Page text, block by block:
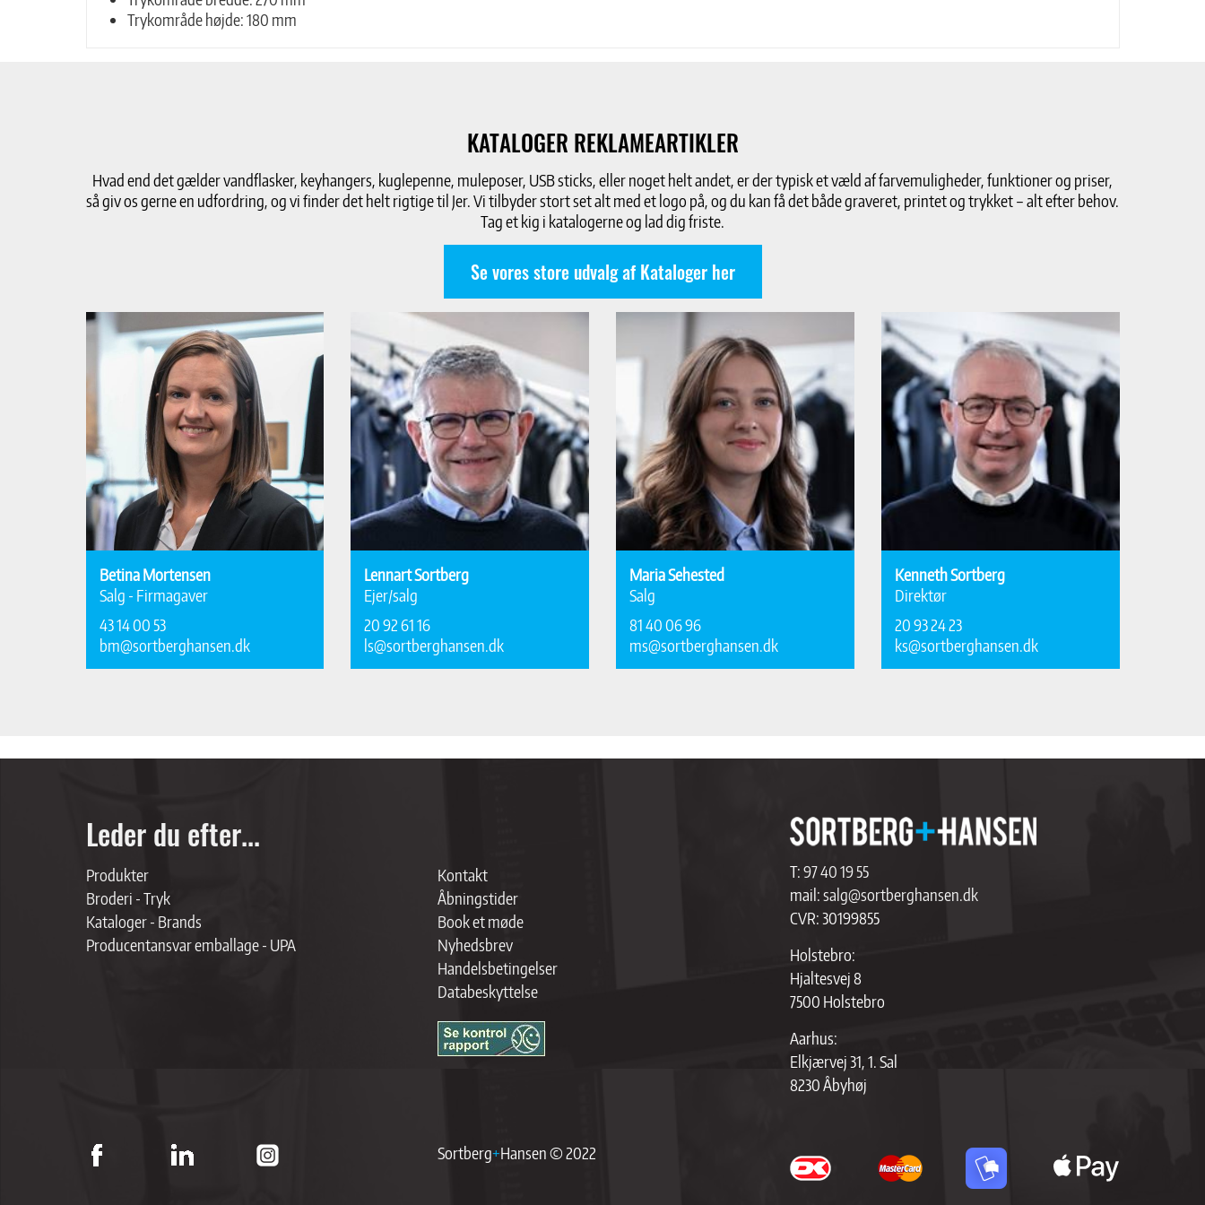
Trykområde højde: 180 mm
KATALOGER REKLAMEARTIKLER
Hvad end det gælder vandflasker, keyhangers, kuglepenne, muleposer, USB sticks, eller noget helt andet, er der typisk et væld af farvemuligheder, funktioner og priser,
så giv os gerne en udfordring, og vi finder det helt rigtige til Jer. Vi tilbyder stort set alt med et logo på, og du kan få det både graveret, printet og trykket – alt efter behov.
Tag et kig i katalogerne og lad dig friste.
Se vores store udvalg af Kataloger her
Betina Mortensen
Salg - Firmagaver
43 14 00 53
bm@sortberghansen.dk
Lennart Sortberg
Ejer/salg
20 92 61 16
ls@sortberghansen.dk
Maria Sehested
Salg
81 40 06 96
ms@sortberghansen.dk
Kenneth Sortberg
Direktør
20 93 24 23
ks@sortberghansen.dk
Leder du efter...
Produkter
Broderi - Tryk
Kataloger - Brands
Producentansvar emballage - UPA
Kontakt
Åbningstider
Book et møde
Nyhedsbrev
Handelsbetingelser
Databeskyttelse
T:97 40 19 55
mail:salg@sortberghansen.dk
CVR: 30199855
Holstebro:
Hjaltesvej 8
7500 Holstebro
Aarhus:
Elkjærvej 31, 1. Sal
8230 Åbyhøj
Sortberg+Hansen © 2022